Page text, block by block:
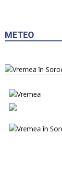
METEO